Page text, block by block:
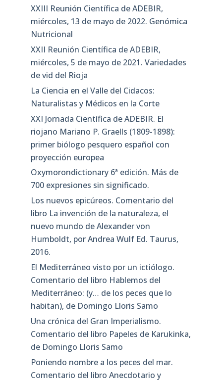
XXIII Reunión Científica de ADEBIR,
miércoles, 13 de mayo de 2022. Genómica
Nutricional
XXII Reunión Científica de ADEBIR,
miércoles, 5 de mayo de 2021. Variedades
de vid del Rioja
La Ciencia en el Valle del Cidacos:
Naturalistas y Médicos en la Corte
XXI Jornada Científica de ADEBIR. El
riojano Mariano P. Graells (1809-1898):
primer biólogo pesquero español con
proyección europea
Oxymorondictionary 6ª edición. Más de
700 expresiones sin significado.
Los nuevos epicúreos. Comentario del
libro La invención de la naturaleza, el
nuevo mundo de Alexander von
Humboldt, por Andrea Wulf Ed. Taurus,
2016.
El Mediterráneo visto por un ictiólogo.
Comentario del libro Hablemos del
Mediterráneo: (y… de los peces que lo
habitan), de Domingo Lloris Samo
Una crónica del Gran Imperialismo.
Comentario del libro Papeles de Karukinka,
de Domingo Lloris Samo
Poniendo nombre a los peces del mar.
Comentario del libro Anecdotario y